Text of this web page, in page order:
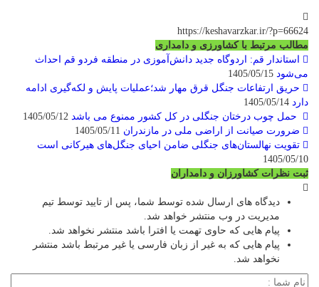
https://keshavarzkar.ir/?p=66624
مطالب مرتبط با کشاورزی و دامداری
استاندار قم: اردوگاه جدید دانش‌آموزی در منطقه فردو قم احداث
می‌شود
حریق ارتفاعات جنگل قرق مهار شد؛عملیات پایش و لکه‌گیری ادامه
دارد
حمل چوب درختان جنگلی در کل کشور ممنوع می باشد
ضرورت صیانت از اراضی ملی در مازندران
تقویت نهالستان‌های جنگلی ضامن احیای جنگل‌های هیرکانی است
1405/05/10
ثبت نظرات کشاورزان و دامداران
دیدگاه های ارسال شده توسط شما، پس از تایید توسط تیم
مدیریت در وب منتشر خواهد شد.
پیام هایی که حاوی تهمت یا افترا باشد منتشر نخواهد شد.
پیام هایی که به غیر از زبان فارسی یا غیر مرتبط باشد منتشر
نخواهد شد.